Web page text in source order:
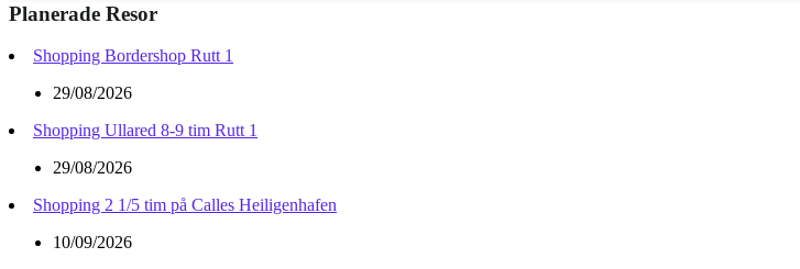
Planerade Resor
Shopping Bordershop Rutt 1
29/08/2026
Shopping Ullared 8-9 tim Rutt 1
29/08/2026
Shopping 2 1/5 tim på Calles Heiligenhafen
10/09/2026